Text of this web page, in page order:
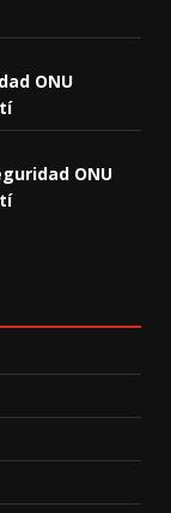
ONU
ONU